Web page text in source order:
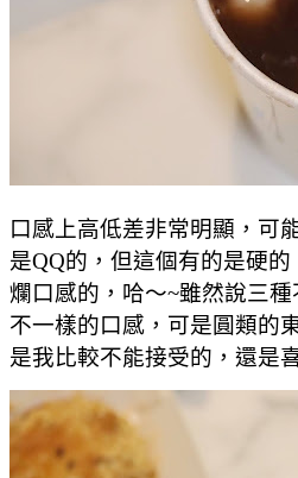
口感上高低差非常明顯，可
是QQ的，但這個有的是硬
爛口感的，哈～~雖然說三
不一樣的口感，可是圓類的
是我比較不能接受的，還是